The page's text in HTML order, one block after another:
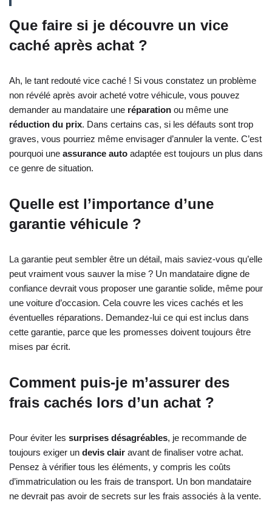
Que faire si je découvre un vice
caché après achat ?
Ah, le tant redouté vice caché ! Si vous constatez un problème
non révélé après avoir acheté votre véhicule, vous pouvez
demander au mandataire une réparation ou même une
réduction du prix. Dans certains cas, si les défauts sont trop
graves, vous pourriez même envisager d’annuler la vente. C’est
pourquoi une assurance auto adaptée est toujours un plus dans
ce genre de situation.
Quelle est l’importance d’une
garantie véhicule ?
La garantie peut sembler être un détail, mais saviez-vous qu’elle
peut vraiment vous sauver la mise ? Un mandataire digne de
confiance devrait vous proposer une garantie solide, même pour
une voiture d’occasion. Cela couvre les vices cachés et les
éventuelles réparations. Demandez-lui ce qui est inclus dans
cette garantie, parce que les promesses doivent toujours être
mises par écrit.
Comment puis-je m’assurer des
frais cachés lors d’un achat ?
Pour éviter les surprises désagréables, je recommande de
toujours exiger un devis clair avant de finaliser votre achat.
Pensez à vérifier tous les éléments, y compris les coûts
d’immatriculation ou les frais de transport. Un bon mandataire
ne devrait pas avoir de secrets sur les frais associés à la vente.